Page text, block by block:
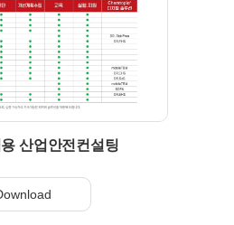
산업안전컨설팅